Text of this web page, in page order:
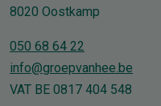
8020 Oostkamp
050 68 64 22
info@groepvanhee.be
VAT BE 0817 404 548